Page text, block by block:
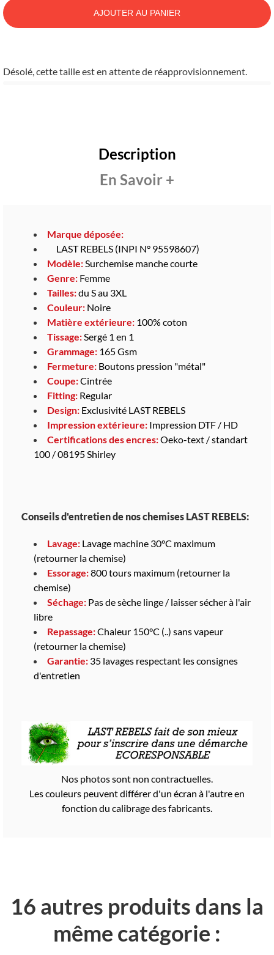
AJOUTER AU PANIER
Désolé, cette taille est en attente de réapprovisionnement.
Description
En Savoir +
Marque déposée:
LAST REBELS (INPI N° 95598607)
Modèle:Surchemise manche courte
Genre: Femme
Tailles:du S au 3XL
Couleur: Noire
Matière extérieure: 100% coton
Tissage:Sergé 1 en 1
Grammage: 165 Gsm
Fermeture: Boutons pression "métal"
Coupe:Cintrée
Fitting: Regular
Design: Exclusivité LAST REBELS
Impression extérieure: Impression DTF / HD
Certifications des encres:Oeko-text / standart
100 / 08195 Shirley
Conseils d'entretien de nos chemises LAST REBELS:
Lavage: Lavage machine 30°C maximum
(retourner la chemise)
Essorage:800 tours maximum (retourner la
chemise)
Séchage: Pas de sèche linge / laisser sécher à l'air
libre
Repassage:Chaleur 150°C (..) sans vapeur
(retourner la chemise)
Garantie: 35 lavages respectant les consignes
d'entretien
Nos photos sont non contractuelles.
Les couleurs peuvent différer d'un écran à l'autre en
fonction du calibrage des fabricants.
16 autres produits dans la
même catégorie :